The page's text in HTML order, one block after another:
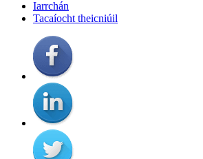
Iarrchán
Tacaíocht theicniúil